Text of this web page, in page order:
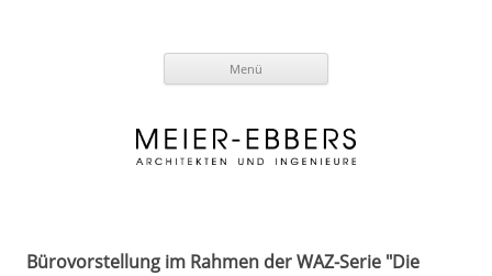
Menü
Bürovorstellung im Rahmen der WAZ-Serie "Die